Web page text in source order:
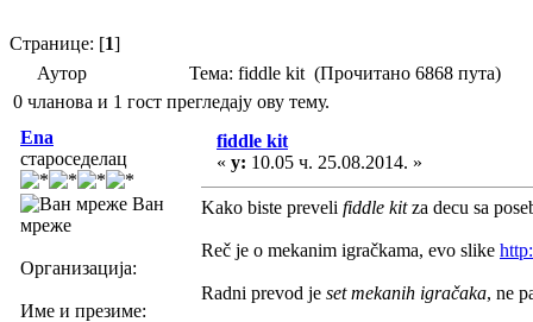
Странице: [1]
Аутор
Тема: fiddle kit (Прочитано 6868 пута)
0 чланова и 1 гост прегледају ову тему.
Ena
староседелац
Ван
мреже
Организација:
Име и презиме:
fiddle kit
« у: 10.05 ч. 25.08.2014. »
Kako biste preveli fiddle kitza decu sa
Reč je o mekanim igračkama, evo slike
Radni prevod je set mekanih igračaka, ne